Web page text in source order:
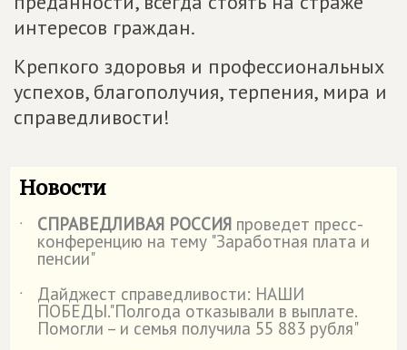
интересов граждан.
Крепкого здоровья и профессиональных
успехов, благополучия, терпения, мира и
справедливости!
Новости
˙ СПРАВЕДЛИВАЯ РОССИЯ проведет пресс-
конференцию на тему "Заработная плата и
пенсии"
˙
Дайджест справедливости: НАШИ
ПОБЕДЫ."Полгода отказывали в выплате.
Помогли – и семья получила 55 883 рубля"